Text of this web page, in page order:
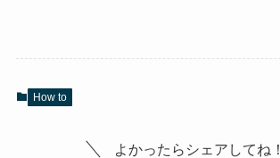
How to
よかったらシェアしてね！